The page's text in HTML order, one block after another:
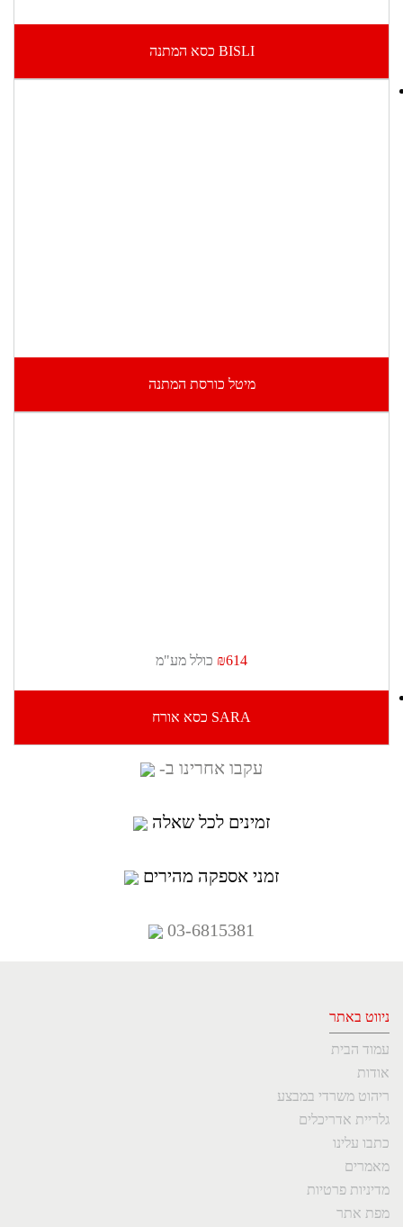
BISLI כסא המתנה
מיטל כורסת המתנה
SARA כסא אורח
₪614 כולל מע"מ
עקבו אחרינו ב-
זמינים לכל שאלה
זמני אספקה מהירים
03-6815381
ניווט באתר
עמוד הבית
אודות
ריהוט משרדי במבצע
גלריית אדריכלים
כתבו עלינו
מאמרים
מדיניות פרטיות
מפת אתר